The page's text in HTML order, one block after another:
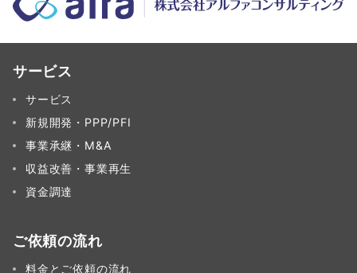
ジ
送
り
サービス
サービス
新規開発・PPP/PFI
事業承継・M&A
収益改善・事業再生
資金調達
ご依頼の流れ
料金とご依頼の流れ